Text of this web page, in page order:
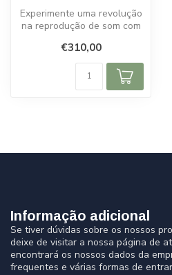
Experimente uma revolução
na reprodução de som com
Wirewor...
€310,00
Informação adicional
Se tiver dúvidas sobre os nossos
deixe de visitar a nossa página de
encontrará os nossos dados da
frequentes e várias formas de